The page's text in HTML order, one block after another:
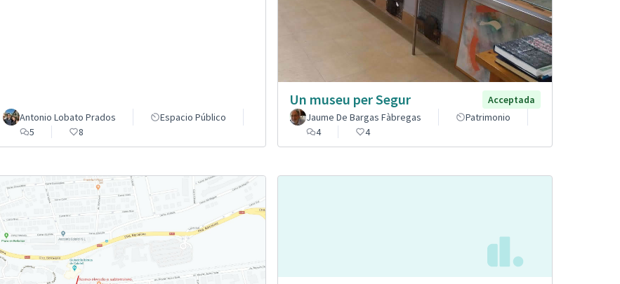
Antonio Lobato Prados
Espacio Público
5
8
Un museu per Segur
Acceptada
Jaume De Bargas Fàbregas
Patrimonio
4
4